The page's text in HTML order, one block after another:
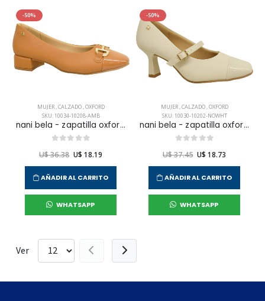
-50%
MUJER,CALZADO,OXFORD
SKU: 10034-10208-AMB
nani bela - zapatilla oxford vestir para mujer
U$ 36.38 U$ 18.19
AÑADIR AL CARRITO
WHATSAPP
-50%
MUJER,CALZADO,OXFORD
SKU: 10030-10202-NOWHT
nani bela - zapatilla oxford vestir para mujer
U$ 37.45 U$ 18.73
AÑADIR AL CARRITO
WHATSAPP
Ver